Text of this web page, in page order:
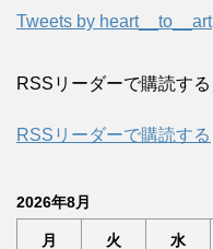
Tweets by heart__to__art
RSSリーダーで購読する
RSSリーダーで購読する
2026年8月
月 火 水